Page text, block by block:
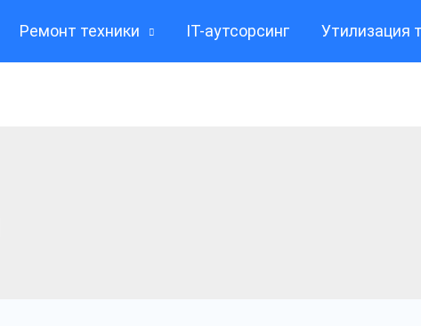
Ремонт техники IT-аутсорсинг Утилизация